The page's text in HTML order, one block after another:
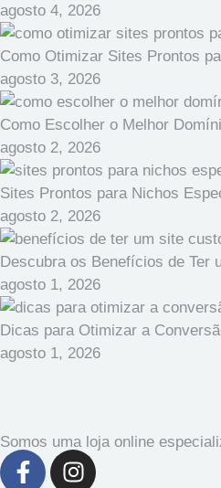
agosto 4, 2026
Como Otimizar Sites Prontos
agosto 3, 2026
Como Escolher o Melhor
agosto 2, 2026
Sites Prontos para Nichos
agosto 2, 2026
Descubra os Benefícios de Ter
agosto 1, 2026
Dicas para Otimizar a
agosto 1, 2026
Somos uma loja online